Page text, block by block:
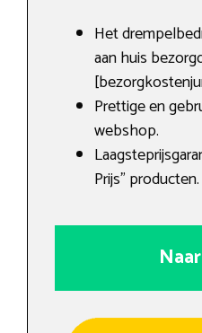
Het
aan huis
Prettige en
webshop.
Prijs” producten.